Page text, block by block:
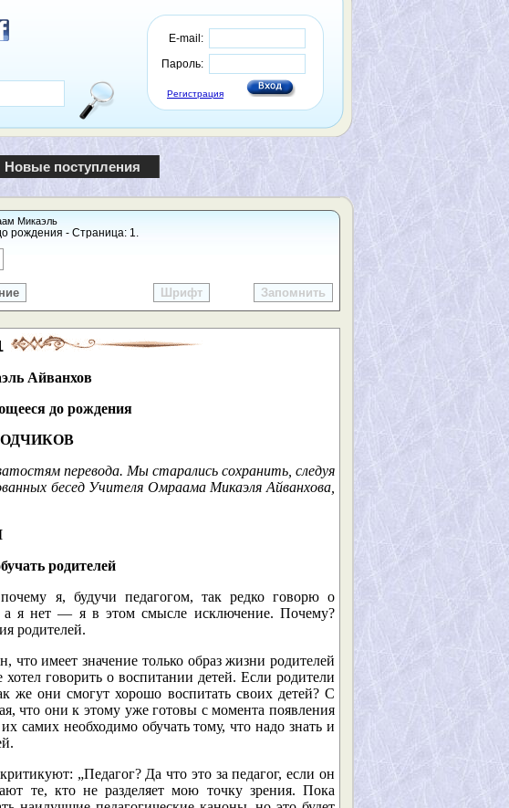
E-mail:
Пароль:
Регистрация
Новые поступления
Микаэль
рождения - Страница: 1.
Шрифт Запомнить
Айванхов
до рождения
перевода. Мы старались сохранить, следуя
бесед Учителя Омраама Микаэля Айванхова,
родителей
я, будучи педагогом, так редко говорю о
а я нет — я в этом смысле исключение. Почему?
родителей.
что имеет значение только образ жизни родителей
говорить о воспитании детей. Если родители
же они смогут хорошо воспитать своих детей? С
что они к этому уже готовы с момента появления
самих необходимо обучать тому, что надо знать и
„Педагог? Да что это за педагог, если он
те, кто не разделяет мою точку зрения. Пока